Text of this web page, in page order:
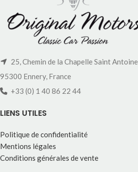
25, Chemin de la Chapelle Saint Antoine
95300 Ennery, France
+33 (0) 1 40 86 22 44
LIENS UTILES
Politique de confidentialité
Mentions légales
Conditions générales de vente